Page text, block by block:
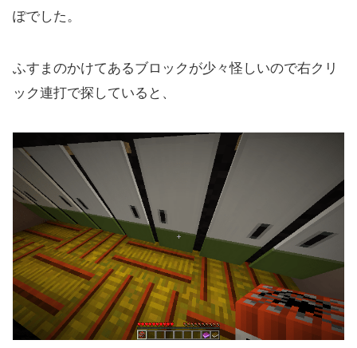
ぽでした。
ふすまのかけてあるブロックが少々怪しいので右クリ
ック連打で探していると、